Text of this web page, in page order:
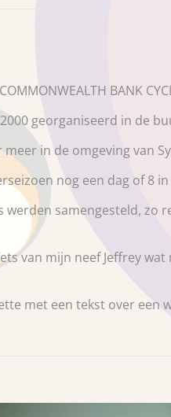
BANK
2000 georganiseerd in de
in de omgeving van
nog een dag of 8
samengesteld, zo
van mijn neef Jeffrey
met een tekst over